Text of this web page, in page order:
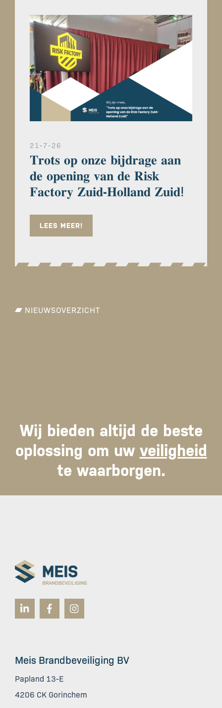
21-7-26
𝐓𝐫𝐨𝐭𝐬 𝐨𝐩 𝐨𝐧𝐳𝐞 𝐛𝐢𝐣𝐝𝐫𝐚𝐠𝐞 𝐚𝐚𝐧
𝐝𝐞 𝐨𝐩𝐞𝐧𝐢𝐧𝐠 𝐯𝐚𝐧 𝐝𝐞 𝐑𝐢𝐬𝐤
𝐅𝐚𝐜𝐭𝐨𝐫𝐲 𝐙𝐮𝐢𝐝-𝐇𝐨𝐥𝐥𝐚𝐧𝐝 𝐙𝐮𝐢𝐝ⵑ
LEES MEER!
NIEUWSOVERZICHT
Wij bieden altijd de beste
oplossing om uw veiligheid
te waarborgen.
Meis Brandbeveiliging BV
Papland 13-E
4206 CK Gorinchem